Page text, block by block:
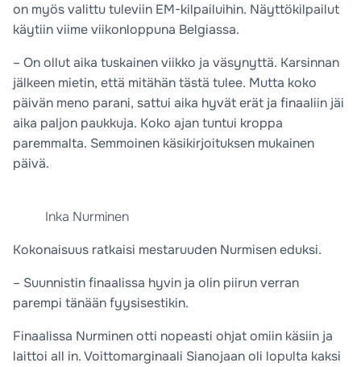
on myös valittu tuleviin EM-kilpailuihin. Näyttökilpailut
käytiin viime viikonloppuna Belgiassa.
– On ollut aika tuskainen viikko ja väsynyttä. Karsinnan
jälkeen mietin, että mitähän tästä tulee. Mutta koko
päivän meno parani, sattui aika hyvät erät ja finaaliin jäi
aika paljon paukkuja. Koko ajan tuntui kroppa
paremmalta. Semmoinen käsikirjoituksen mukainen
päivä.
Inka Nurminen
Kokonaisuus ratkaisi mestaruuden Nurmisen eduksi.
– Suunnistin finaalissa hyvin ja olin piirun verran
parempi tänään fyysisestikin.
Finaalissa Nurminen otti nopeasti ohjat omiin käsiin ja
laittoi all in. Voittomarginaali Sianojaan oli lopulta kaksi